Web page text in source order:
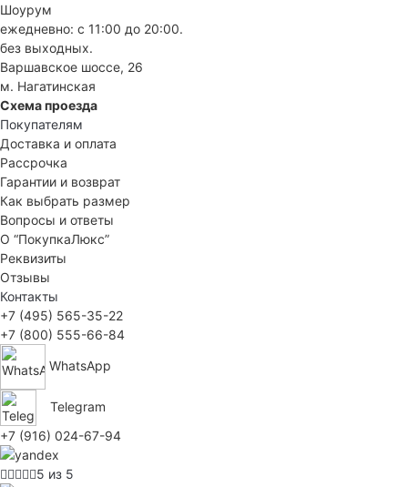
Шоурум
ежедневно: с 11:00 до 20:00.
без выходных.
Варшавское шоссе, 26
м. Нагатинская
Схема проезда
Покупателям
Доставка и оплата
Рассрочка
Гарантии и возврат
Как выбрать размер
Вопросы и ответы
О “ПокупкаЛюкс”
Реквизиты
Отзывы
Контакты
+7 (495) 565-35-22
+7 (800) 555-66-84
WhatsApp
Telegram
+7 (916) 024-67-94
5 из 5